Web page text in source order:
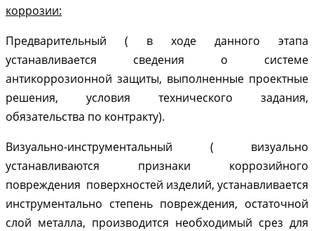
коррозии:
Предварительный ( в ходе данного этапа
устанавливается сведения о системе
антикоррозионной защиты, выполненные проектные
решения, условия технического задания,
обязательства по контракту).
Визуально-инструментальный ( визуально
устанавливаются признаки коррозийного
повреждения поверхностей изделий, устанавливается
инструментально степень повреждения, остаточной
слой металла, производится необходимый срез для